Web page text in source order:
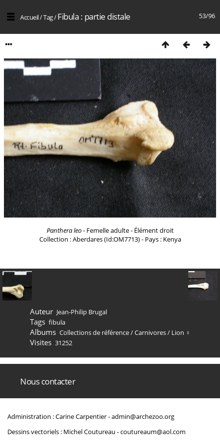
53/96
Accueil/Tag/Fibula : partie distale
Panthera leo- Femelle adulte - Élément droit
Collection : Aberdares (Id:OM7713) - Pays : Kenya
Auteur Jean-Philip Brugal
Tags fibula
Albums Collections de référence/Carnivores/ Lion ♀
Visites 31252
Nous contacter
Administration : Carine Carpentier -admin@archezoo.org
Dessins vectoriels : Michel Coutureau -coutureaum@aol.com